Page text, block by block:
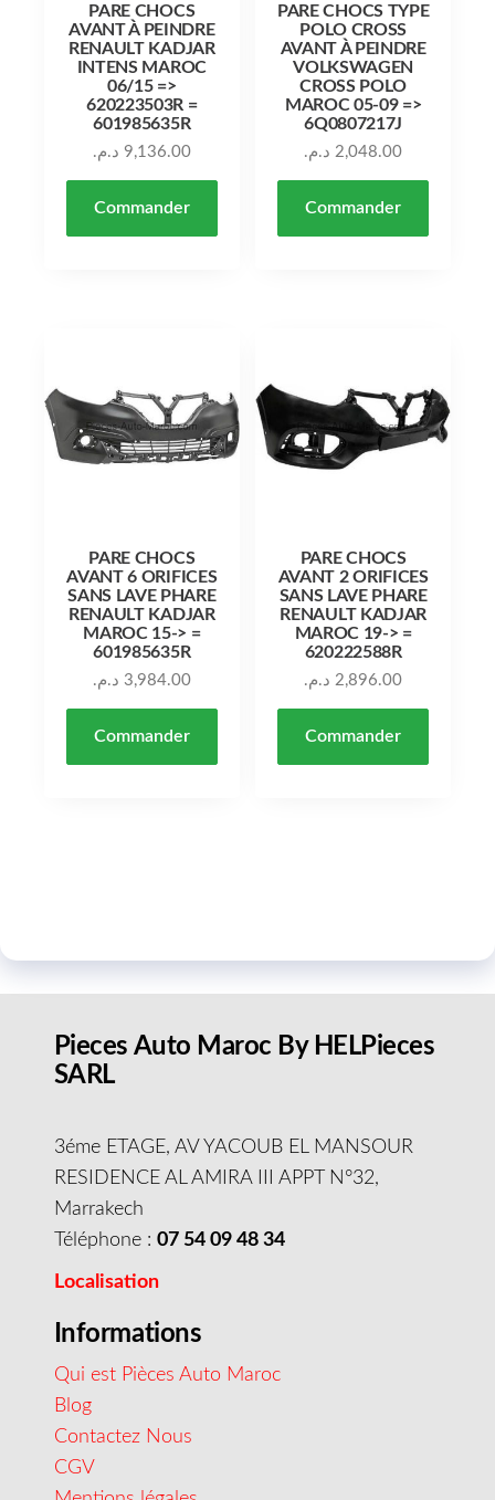
PARE CHOCS
AVANT À PEINDRE
RENAULT KADJAR
INTENS MAROC
06/15 =>
620223503R =
601985635R
9,136.00 د.م.
Commander
PARE CHOCS TYPE
POLO CROSS
AVANT À PEINDRE
VOLKSWAGEN
CROSS POLO
MAROC 05-09 =>
6Q0807217J
2,048.00 د.م.
Commander
PARE CHOCS
AVANT 6 ORIFICES
SANS LAVE PHARE
RENAULT KADJAR
MAROC 15-> =
601985635R
3,984.00 د.م.
Commander
PARE CHOCS
AVANT 2 ORIFICES
SANS LAVE PHARE
RENAULT KADJAR
MAROC 19-> =
620222588R
2,896.00 د.م.
Commander
Pieces Auto Maroc By HELPieces
SARL
3éme ETAGE, AV YACOUB EL MANSOUR
RESIDENCE AL AMIRA III APPT N°32,
Marrakech
Téléphone : 07 54 09 48 34
Localisation
Informations
Qui est Pièces Auto Maroc
Blog
Contactez Nous
CGV